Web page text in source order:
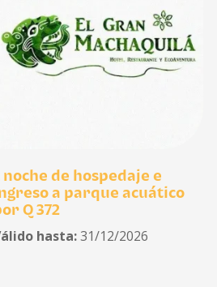
noche de hospedaje e
a parque acuático
Q 372
hasta:31/12/2026